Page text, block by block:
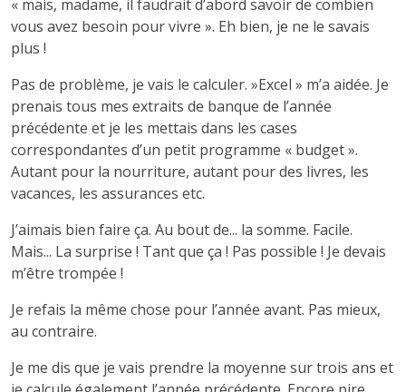
« mais, madame, il faudrait d’abord savoir de combien
vous avez besoin pour vivre ». Eh bien, je ne le savais
plus !
Pas de problème, je vais le calculer. »Excel » m’a aidée. Je
prenais tous mes extraits de banque de l’année
précédente et je les mettais dans les cases
correspondantes d’un petit programme « budget ».
Autant pour la nourriture, autant pour des livres, les
vacances, les assurances etc.
J’aimais bien faire ça. Au bout de... la somme. Facile.
Mais... La surprise ! Tant que ça ! Pas possible ! Je devais
m’être trompée !
Je refais la même chose pour l’année avant. Pas mieux,
au contraire.
Je me dis que je vais prendre la moyenne sur trois ans et